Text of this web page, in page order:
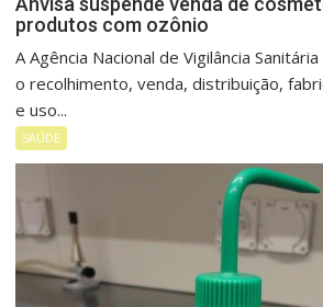
produtos com ozônio
A Agência Nacional de Vigilância
o recolhimento, venda, distribuição,
e uso...
SAÚDE